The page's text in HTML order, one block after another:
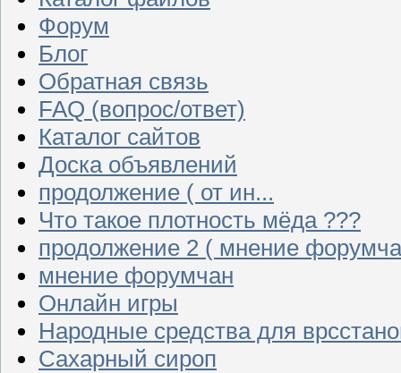
Форум
Блог
Обратная связь
FAQ (вопрос/ответ)
Каталог сайтов
Доска объявлений
продолжение ( от ин...
Что такое плотность мёда ???
продолжение 2 ( мнение
мнение форумчан
Онлайн игры
Народные средства для
Сахарный сироп